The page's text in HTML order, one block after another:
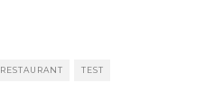
RESTAURANT TEST